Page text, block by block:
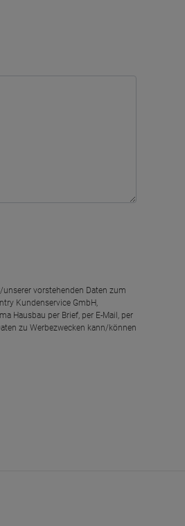
vorstehenden Daten zum
Kundenservice GmbH,
Hausbau per Brief, per E-Mail, per
zu Werbezwecken kann/können